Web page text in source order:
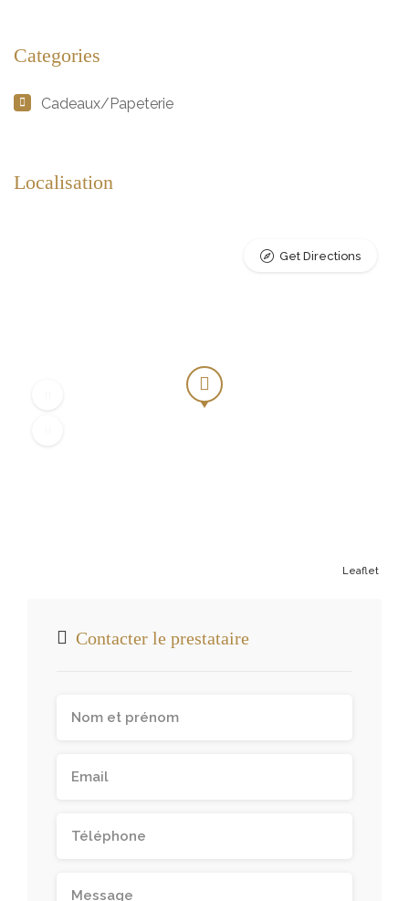
Categories
Cadeaux/Papeterie
Localisation
Leaflet
Get Directions
Contacter le prestataire